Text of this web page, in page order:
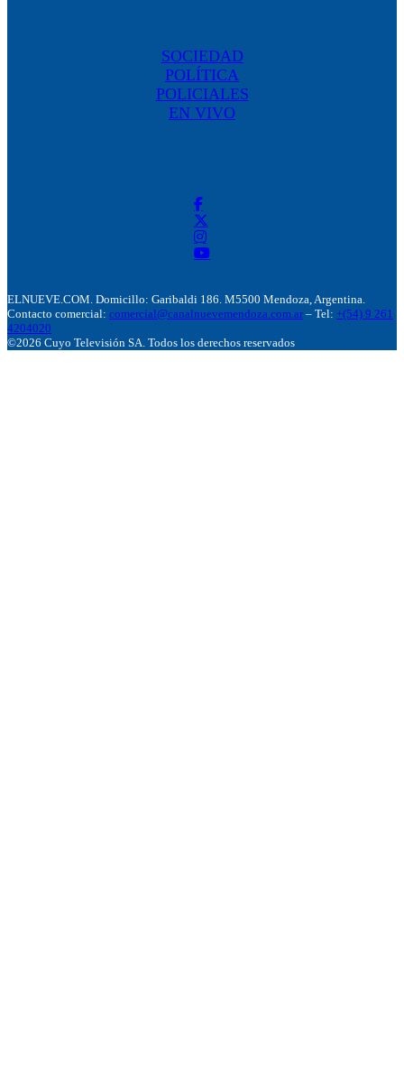
SOCIEDAD
POLÍTICA
POLICIALES
EN VIVO
ELNUEVE.COM. Domicillo: Garibaldi 186. M5500 Mendoza, Argentina.
Contacto comercial: comercial@canalnuevemendoza.com.ar – Tel: +(54) 9 261
4204020
©2026 Cuyo Televisión SA. Todos los derechos reservados